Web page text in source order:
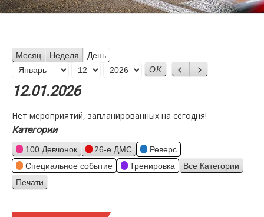
Месяц Неделя День
Месяц
День
Год
Назад
Вперед
12.01.2026
Нет мероприятий, запланированных на сегодня!
Категории
100 Девчонок 26-е ДМС
Реверс
Специальное событие
Тренировка Все Категории
Просмотр
Печати